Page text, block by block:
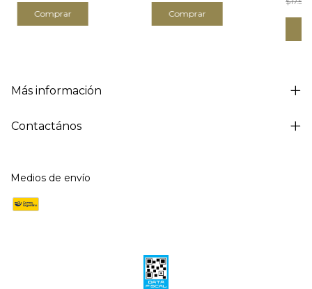
Comprar Comprar
Más información
Contactános
Medios de envío